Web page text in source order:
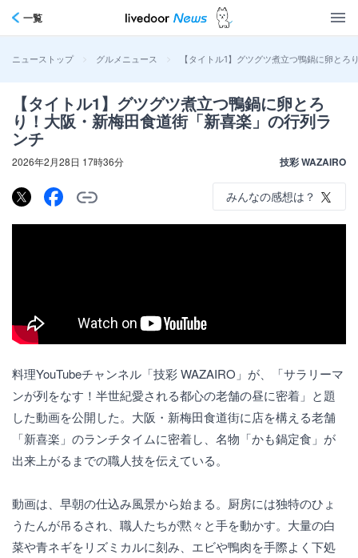
一覧
ニューストップ > グルメニュース > 【タイトル1】グツグツ煮立つ鴨鍋に卵と
【タイトル1】グツグツ煮立つ鴨鍋に卵とろ
り！大阪・新梅田食道街「新喜楽」の行列ラ
ンチ
2026年2月28日 17時36分 技彩 WAZAIRO
みんなの感想は？
料理YouTubeチャンネル「技彩 WAZAIRO」が、「サラリーマ
ンが列をなす！半世紀愛される都心の老舗の昼に密着」と題
した動画を公開した。大阪・新梅田食道街に店を構える老舗
「新喜楽」のランチタイムに密着し、名物「かも鍋定食」が
出来上がるまでの職人技を伝えている。
動画は、早朝の仕込み風景から始まる。厨房には独特のひょ
うたんが吊るされ、職人たちが黙々と手を動かす。大量の白
菜や青ネギをリズミカルに刻み、エビや鴨肉を手際よく下処